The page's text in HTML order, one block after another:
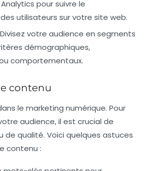
pour suivre le
utilisateurs sur votre site web.
Divisez votre audience en segments
démographiques,
comportementaux.
contenu
le marketing numérique. Pour
audience, il est crucial de
de qualité. Voici quelques astuces
contenu :